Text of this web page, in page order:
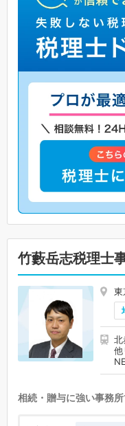
竹藪岳志税理士
東
北
他
相続・贈与に強い事務所